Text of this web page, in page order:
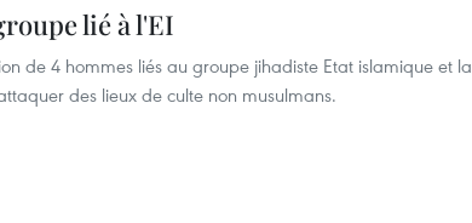
lié à l'EI
de 4 hommes liés au groupe jihadiste Etat islamique et la
des lieux de culte non musulmans.